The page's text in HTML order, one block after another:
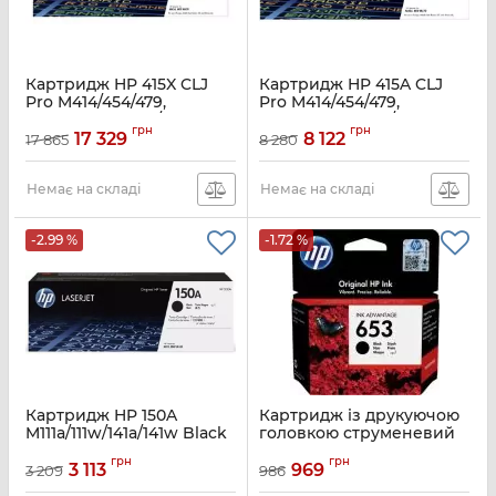
Картридж HP 415X CLJ
Pro M414/454/479,
Enterprise M455/M480
Cyan (6000стор)
Артикул: W2031X
17 865 17 329 грн
Немає на складі
Картридж HP 415A CLJ
Pro M414/454/479,
Enterprise M455/M480
Cyan (2100стор)
Артикул: W2031A
8 280 8 122 грн
Немає на складі
-2.99 %
Картридж HP 150A
M111a/111w/141a/141w Black
Артикул: W1500A
3 209 3 113 грн
-1.72 %
Картридж із друкуючою
головкою струменевий
2876/6075/6475 black
Артикул: 3YM75AE
986 969 грн